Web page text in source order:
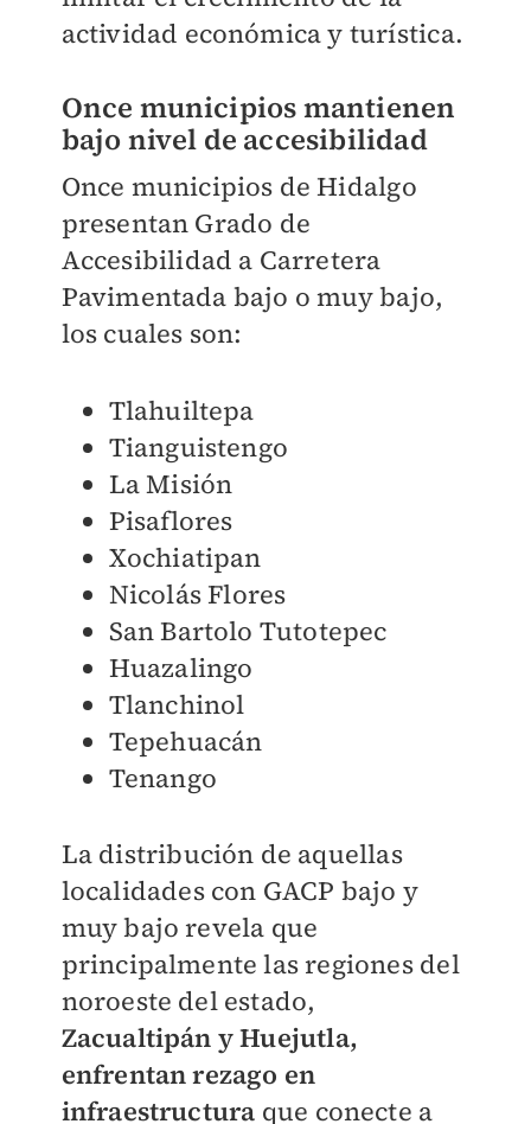
actividad económica y turística.
Once municipios mantienen
bajo nivel de accesibilidad
Once municipios de Hidalgo
presentan Grado de
Accesibilidad a Carretera
Pavimentada bajo o muy bajo,
los cuales son:
Tlahuiltepa
Tianguistengo
La Misión
Pisaflores
Xochiatipan
Nicolás Flores
San Bartolo Tutotepec
Huazalingo
Tlanchinol
Tepehuacán
Tenango
La distribución de aquellas
localidades con GACP bajo y
muy bajo revela que
principalmente las regiones del
noroeste del estado,
Zacualtipán y Huejutla,
enfrentan rezago en
infraestructura que conecte a